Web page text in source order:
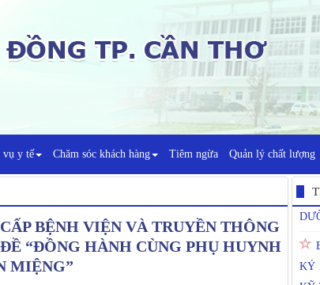
vụ y tế Chăm sóc khách hàng Tiêm ngừa Quản lý chất lượng
BỆNH VIỆN VÀ TRUYỀN THÔNG
“ĐỒNG HÀNH CÙNG PHỤ HUYNH
MIỆNG”
TẾ